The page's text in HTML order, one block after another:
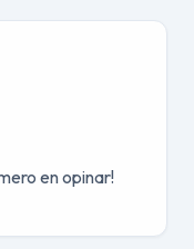
en opinar!